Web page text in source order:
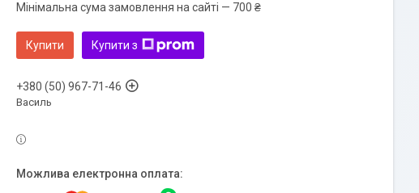
Мінімальна сума замовлення на сайті — 700 ₴
Купити Купити з
+380 (50) 967-71-46
Василь